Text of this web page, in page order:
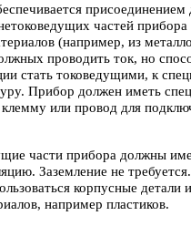
присоединением
частей прибора
(например, из
проводить ток, но
стать токоведущими, к
Прибор должен иметь
или провод для
части прибора должны
Заземление не
корпусные детали
например пластиков.